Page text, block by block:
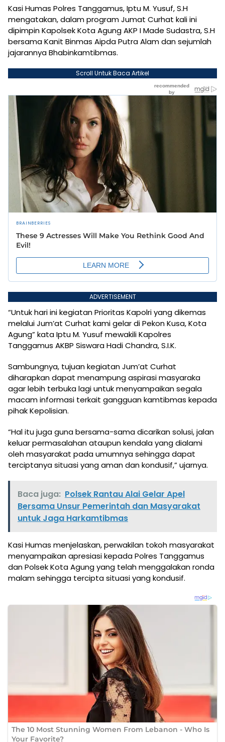
Kasi Humas Polres Tanggamus, Iptu M. Yusuf, S.H
mengatakan, dalam program Jumat Curhat kali ini
dipimpin Kapolsek Kota Agung AKP I Made Sudastra, S.H
bersama Kanit Binmas Aipda Putra Alam dan sejumlah
jajarannya Bhabinkamtibmas.
Scroll Untuk Baca Artikel
ADVERTISEMENT
“Untuk hari ini kegiatan Prioritas Kapolri yang dikemas
melalui Jum’at Curhat kami gelar di Pekon Kusa, Kota
Agung” kata Iptu M. Yusuf mewakili Kapolres
Tanggamus AKBP Siswara Hadi Chandra, S.I.K.
Sambungnya, tujuan kegiatan Jum’at Curhat
diharapkan dapat menampung aspirasi masyaraka
agar lebih terbuka lagi untuk menyampaikan segala
macam informasi terkait gangguan kamtibmas kepada
pihak Kepolisian.
“Hal itu juga guna bersama-sama dicarikan solusi, jalan
keluar permasalahan ataupun kendala yang dialami
oleh masyarakat pada umumnya sehingga dapat
terciptanya situasi yang aman dan kondusif,” ujarnya.
Baca juga: Polsek Rantau Alai Gelar Apel
Bersama Unsur Pemerintah dan Masyarakat
untuk Jaga Harkamtibmas
Kasi Humas menjelaskan, perwakilan tokoh masyarakat
menyampaikan apresiasi kepada Polres Tanggamus
dan Polsek Kota Agung yang telah menggalakan ronda
malam sehingga tercipta situasi yang kondusif.